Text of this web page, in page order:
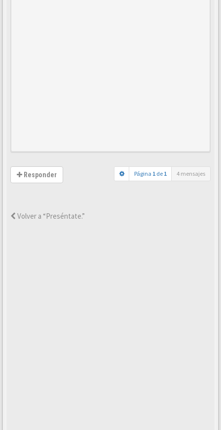
Responder Página 1 de 1 4 mensajes
Volver a “Preséntate.”